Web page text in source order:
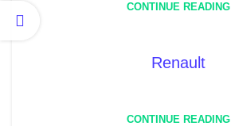
CONTINUE READING
Renault
CONTINUE READING